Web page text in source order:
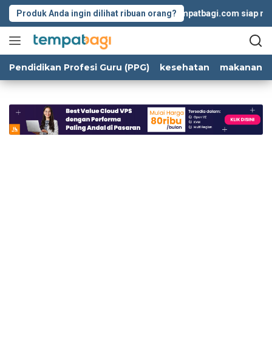
Langsung
Produk Anda ingin dilihat ribuan orang?Tempatbagi.com siap
Pendidikan Profesi Guru (PPG) kesehatan makanan